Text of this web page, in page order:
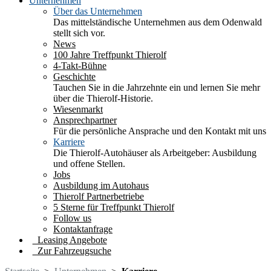
Über das Unternehmen
Das mittelständische Unternehmen aus dem Odenwald
stellt sich vor.
News
100 Jahre Treffpunkt Thierolf
4-Takt-Bühne
Geschichte
Tauchen Sie in die Jahrzehnte ein und lernen Sie mehr
über die Thierolf-Historie.
Wiesenmarkt
Ansprechpartner
Für die persönliche Ansprache und den Kontakt mit uns
Karriere
Die Thierolf-Autohäuser als Arbeitgeber: Ausbildung
und offene Stellen.
Jobs
Ausbildung im Autohaus
Thierolf Partnerbetriebe
5 Sterne für Treffpunkt Thierolf
Follow us
Kontaktanfrage
Leasing Angebote
Zur Fahrzeugsuche